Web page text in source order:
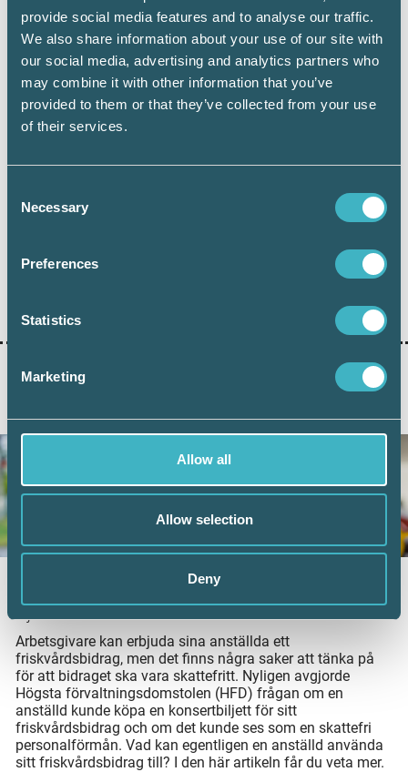
provide social media features and to analyse our traffic.
We also share information about your use of our site with
our social media, advertising and analytics partners who
may combine it with other information that you’ve
provided to them or that they’ve collected from your use
of their services.
Selection
Necessary
Preferences
Statistics
Marketing
Allow all
Allow selection
Deny
övergår vid tillträdesdagen den 1 mars 2017.
För perioden 26 oktober 2016 till och med 28
februari 2017 får varken säljare eller köpare
göra värdeminskningsavdrag enligt
Skatteverket.
SKV ställningstagande 2016-09-01, dnr 131
Vad kan friskvårdsbidraget användas till?
Arbetsgivare kan erbjuda sina anställda ett
friskvårdsbidrag, men det finns några saker att tänka på
för att bidraget ska vara skattefritt. Nyligen avgjorde
Högsta förvaltningsdomstolen (HFD) frågan om en
anställd kunde köpa en konsertbiljett för sitt
friskvårdsbidrag och om det kunde ses som en skattefri
personalförmån. Vad kan egentligen en anställd använda
sitt friskvårdsbidrag till? I den här artikeln får du veta mer.